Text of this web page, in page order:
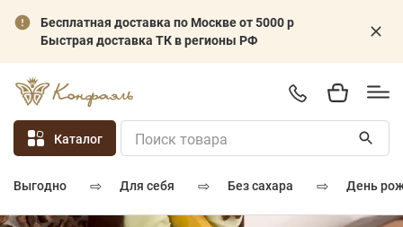
Бесплатная доставка по Москве от 5000 р
Быстрая доставка ТК в регионы РФ
Каталог
выгодно ⇨ для себя ⇨ без сахара ⇨ день